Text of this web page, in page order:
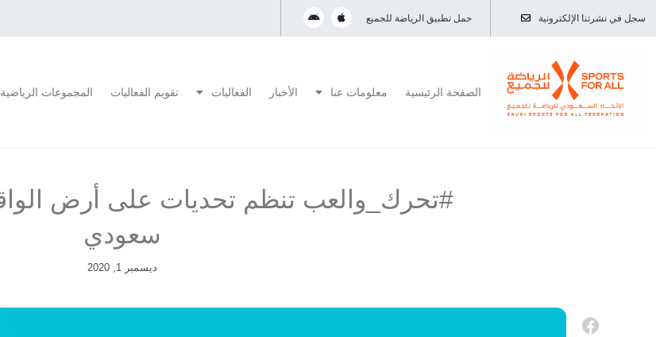
سجل في نشرتنا الإلكترونية حمل تطبيق الرياضة للجميع
الصفحة الرئيسية معلومات عنا الأخبار الفعاليات تقويم الفعاليات المجموعات الرياضية
سعودي
ديسمبر 1, 2020